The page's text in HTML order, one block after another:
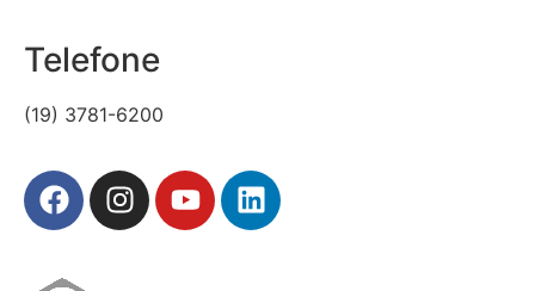
Telefone
(19) 3781-6200